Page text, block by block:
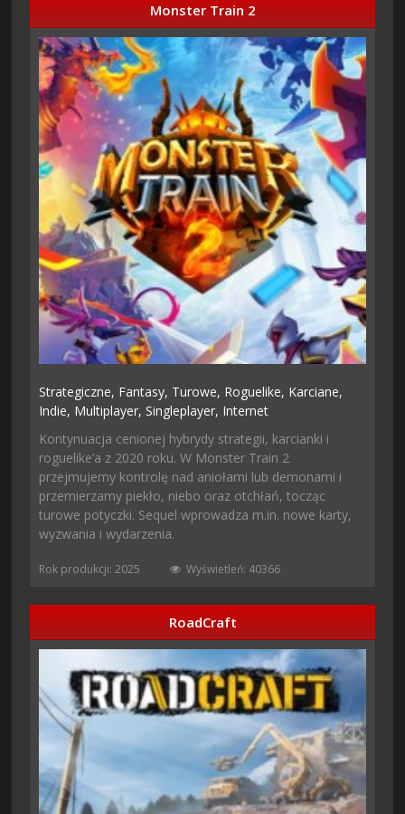
Monster Train 2
Strategiczne, Fantasy, Turowe, Roguelike, Karciane,
Indie, Multiplayer,Singleplayer, Internet
Kontynuacja cenionej hybrydy strategii, karcianki i
roguelike’a z 2020 roku. W Monster Train 2
przejmujemy kontrolę nad aniołami lub demonami i
przemierzamy piekło, niebo oraz otchłań, tocząc
turowe potyczki. Sequel wprowadza m.in. nowe karty,
wyzwania i wydarzenia.
Rok produkcji: 2025 Wyświetleń: 40366
RoadCraft